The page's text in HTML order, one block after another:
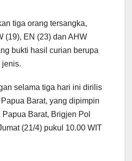
tiga orang tersangka,
(19), EN (23) dan AHW
bukti hasil curian berupa
jenis.
selama tiga hari ini dirilis
Barat, yang dipimpin
Barat, Brigjen Pol
(21/4) pukul 10.00 WIT